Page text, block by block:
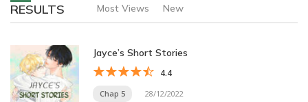
RESULTS
Most Views New
Jayce’s Short Stories
4.4
Chap 5 28/12/2022